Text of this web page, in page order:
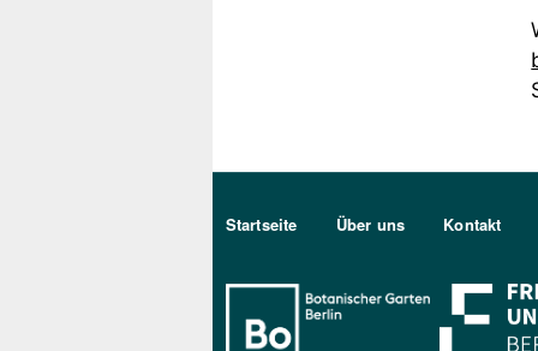
Sekundärmenu DE
Startseite Über uns Kontakt
Bo Berlin